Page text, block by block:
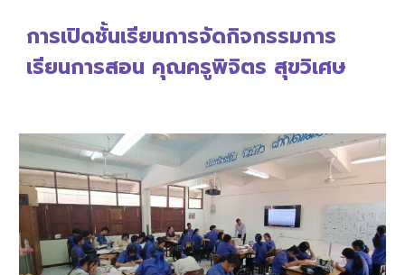
การเปิดชั้นเรียนการจัดกิจกรรมการ
เรียนการสอน คุณครูพิจิตร สุขวิเศษ